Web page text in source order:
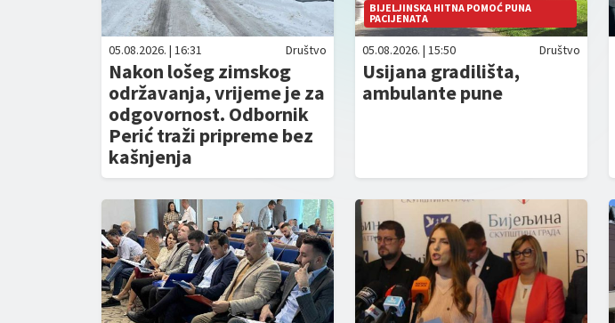
05.08.2026. | 16:31 Društvo
Nakon lošeg zimskog
održavanja, vrijeme je za
odgovornost. Odbornik
Perić traži pripreme bez
kašnjenja
BIJELJINSKA HITNA POMOĆ PUNA
PACIJENATA
05.08.2026. | 15:50 Društvo
Usijana gradilišta,
ambulante pune